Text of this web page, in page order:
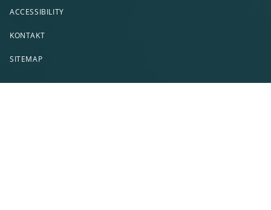
ACCESSIBILITY
KONTAKT
SITEMAP